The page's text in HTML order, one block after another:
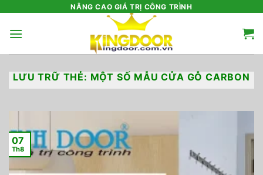
nội
NÂNG CAO GIÁ TRỊ CÔNG TRÌNH
LƯU TRỮ THẺ: MỘT SỐ MẪU CỬA GỖ CARBON
07
Th8